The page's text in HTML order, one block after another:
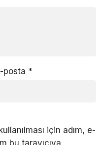
posta *
için adım, e-
bu tarayıcıya